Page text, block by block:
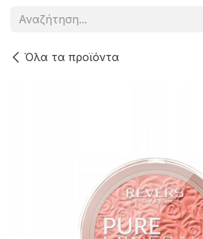
Όλα τα προϊόντα